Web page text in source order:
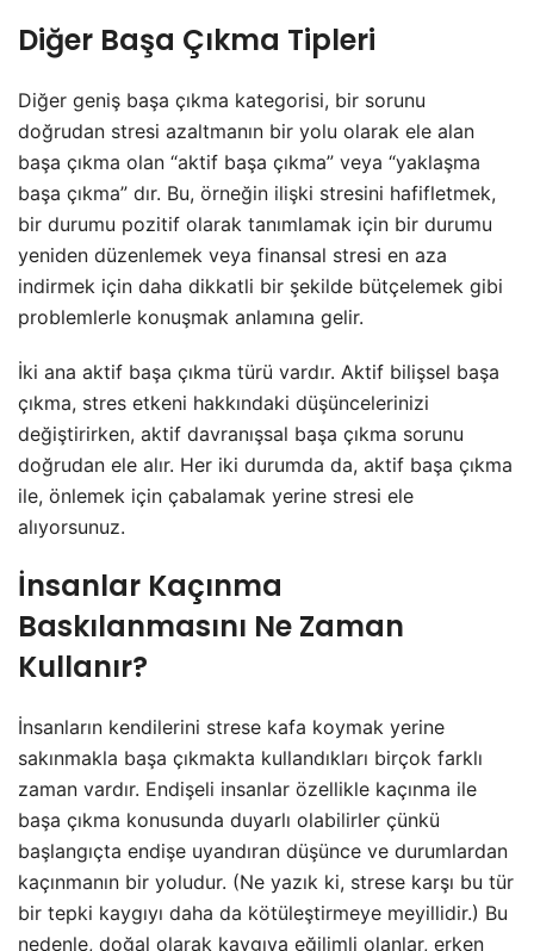
Diğer Başa Çıkma Tipleri
Diğer geniş başa çıkma kategorisi, bir sorunu
doğrudan stresi azaltmanın bir yolu olarak ele alan
başa çıkma olan “aktif başa çıkma” veya “yaklaşma
başa çıkma” dır. Bu, örneğin ilişki stresini hafifletmek,
bir durumu pozitif olarak tanımlamak için bir durumu
yeniden düzenlemek veya finansal stresi en aza
indirmek için daha dikkatli bir şekilde bütçelemek gibi
problemlerle konuşmak anlamına gelir.
İki ana aktif başa çıkma türü vardır. Aktif bilişsel başa
çıkma, stres etkeni hakkındaki düşüncelerinizi
değiştirirken, aktif davranışsal başa çıkma sorunu
doğrudan ele alır. Her iki durumda da, aktif başa çıkma
ile, önlemek için çabalamak yerine stresi ele
alıyorsunuz.
İnsanlar Kaçınma
Baskılanmasını Ne Zaman
Kullanır?
İnsanların kendilerini strese kafa koymak yerine
sakınmakla başa çıkmakta kullandıkları birçok farklı
zaman vardır. Endişeli insanlar özellikle kaçınma ile
başa çıkma konusunda duyarlı olabilirler çünkü
başlangıçta endişe uyandıran düşünce ve durumlardan
kaçınmanın bir yoludur. (Ne yazık ki, strese karşı bu tür
bir tepki kaygıyı daha da kötüleştirmeye meyillidir.) Bu
nedenle, doğal olarak kaygıya eğilimli olanlar, erken